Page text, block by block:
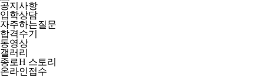
공지사항
입학상담
자주하는질문
합격수기
동영상
갤러리
종로H 스토리
온라인접수